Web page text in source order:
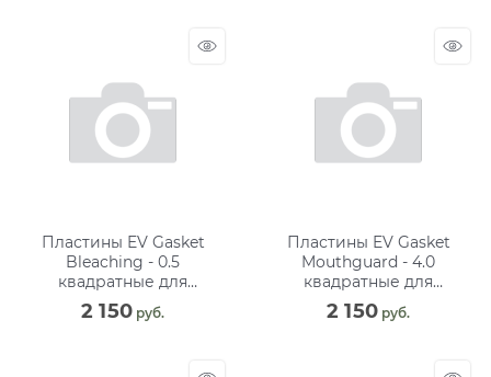
Пластины EV Gasket
Bleaching - 0.5
квадратные для
изготовления капп при
отбеливании, 127 мм (30
2 150 руб.
Пластины EV Gasket
Mouthguard - 4.0
квадратные для
изготовления капп, 127
мм (8 шт)
2 150 руб.